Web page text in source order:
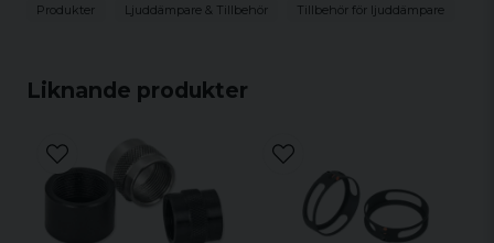
Liknande produkter
Produkter Ljuddämpare & Tillbehör Tillbehör för ljuddämpare